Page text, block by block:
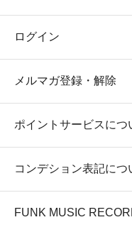
ログイン
メルマガ登録・解除
ポイントサービスにつ
コンデション表記につ
FUNK MUSIC